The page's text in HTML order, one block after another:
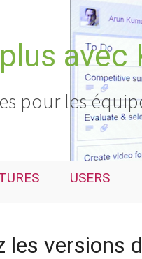
avec
pour les
USERS
les versions